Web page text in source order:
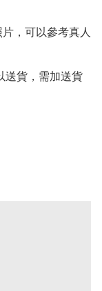
，可以參考真人
送貨，需加送貨